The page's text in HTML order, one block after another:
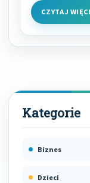
CZYTAJ
Biznes
Dzieci